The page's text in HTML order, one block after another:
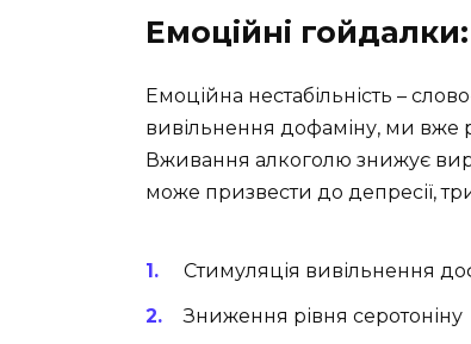
Емоційні
Емоційна нестабільність –
вивільнення дофаміну, ми вже
Вживання алкоголю знижує
може призвести до депресії,
Стимуляція вивільнення
Зниження рівня серотоніну